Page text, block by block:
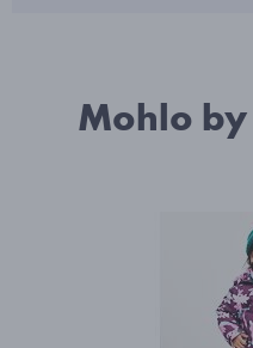
Mohlo